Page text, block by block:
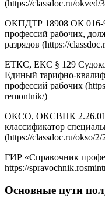
(https://classdoc.ru/okved/
ОКПДТР 18908 ОК 016-
профессий рабочих,
разрядов (https://
ЕТКС, ЕКС § 129
Единый тарифно-
профессий рабочих
remontnik/)
ОКСО, ОКСВНК
классификатор
(https://classdoc.ru/okso/
ГИР «Справочник
https://
Основные пути